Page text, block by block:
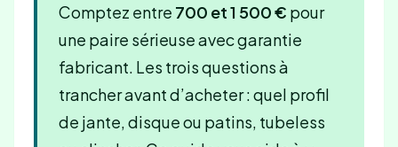
Comptez entre 700 et 1 500 € pour
une paire sérieuse avec garantie
fabricant. Les trois questions à
trancher avant d’acheter : quel profil
de jante, disque ou patins, tubeless